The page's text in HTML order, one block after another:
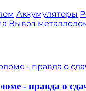
Аккумуляторы
Вывоз
- правда о